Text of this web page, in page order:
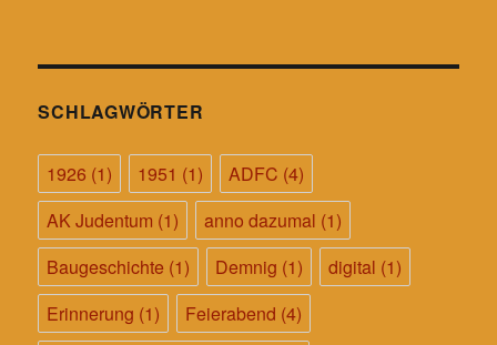
SCHLAGWÖRTER
1926 (1) 1951 (1) ADFC (4)
AK Judentum (1) anno dazumal (1)
Baugeschichte (1) Demnig (1) digital (1)
Erinnerung (1) Feierabend (4)